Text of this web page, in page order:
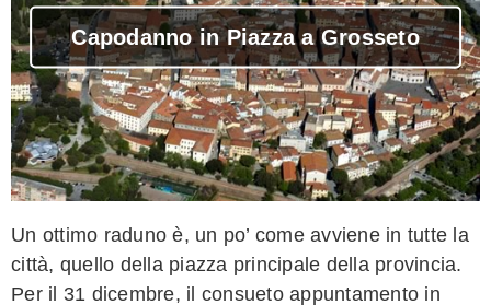
Capodanno in Piazza a Grosseto
Un ottimo raduno è, un po’ come avviene in tutte la
città, quello della piazza principale della provincia.
Per il 31 dicembre, il consueto appuntamento in